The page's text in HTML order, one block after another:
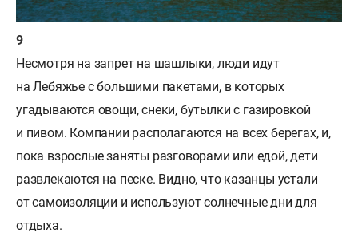
Несмотря на запрет на шашлыки, люди идут
на Лебяжье с большими пакетами, в которых
угадываются овощи, снеки, бутылки с газировкой
и пивом. Компании располагаются на всех берегах, и,
пока взрослые заняты разговорами или едой, дети
развлекаются на песке. Видно, что казанцы устали
от самоизоляции и используют солнечные дни для
отдыха.